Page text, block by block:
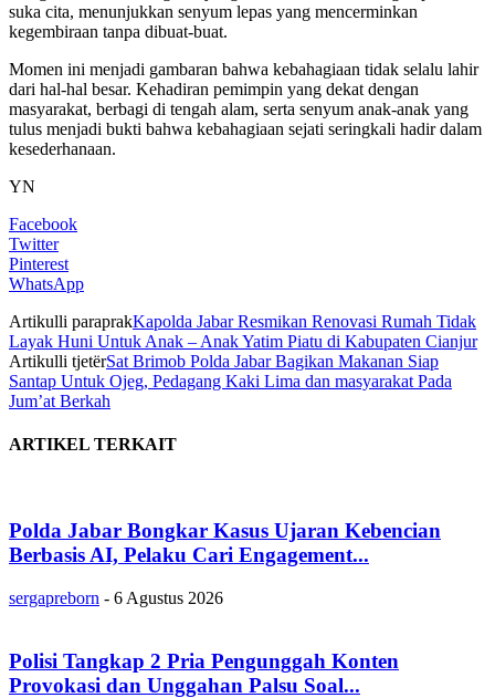
suka cita, menunjukkan senyum lepas yang mencerminkan
kegembiraan tanpa dibuat-buat.
Momen ini menjadi gambaran bahwa kebahagiaan tidak selalu lahir
dari hal-hal besar. Kehadiran pemimpin yang dekat dengan
masyarakat, berbagi di tengah alam, serta senyum anak-anak yang
tulus menjadi bukti bahwa kebahagiaan sejati seringkali hadir dalam
kesederhanaan.
YN
Facebook
Twitter
Pinterest
WhatsApp
Artikulli paraprakKapolda Jabar Resmikan Renovasi Rumah Tidak
Layak Huni Untuk Anak – Anak Yatim Piatu di Kabupaten Cianjur
Artikulli tjetërSat Brimob Polda Jabar Bagikan Makanan Siap
Santap Untuk Ojeg, Pedagang Kaki Lima dan masyarakat Pada
Jum’at Berkah
ARTIKEL TERKAIT
Polda Jabar Bongkar Kasus Ujaran Kebencian
Berbasis AI, Pelaku Cari Engagement...
sergapreborn - 6 Agustus 2026
Polisi Tangkap 2 Pria Pengunggah Konten
Provokasi dan Unggahan Palsu Soal...